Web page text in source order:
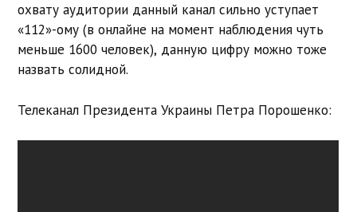
охвату аудитории данный канал сильно уступает
«112»-ому (в онлайне на момент наблюдения чуть
меньше 1600 человек), данную цифру можно тоже
назвать солидной.
Телеканал Президента Украины Петра Порошенко: